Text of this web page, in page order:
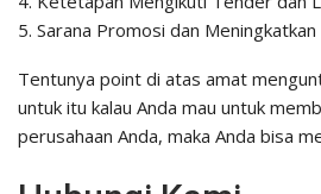
5. Sarana Promosi dan
Tentunya point di atas amat
untuk itu kalau Anda mau untuk
perusahaan Anda, maka Anda bisa